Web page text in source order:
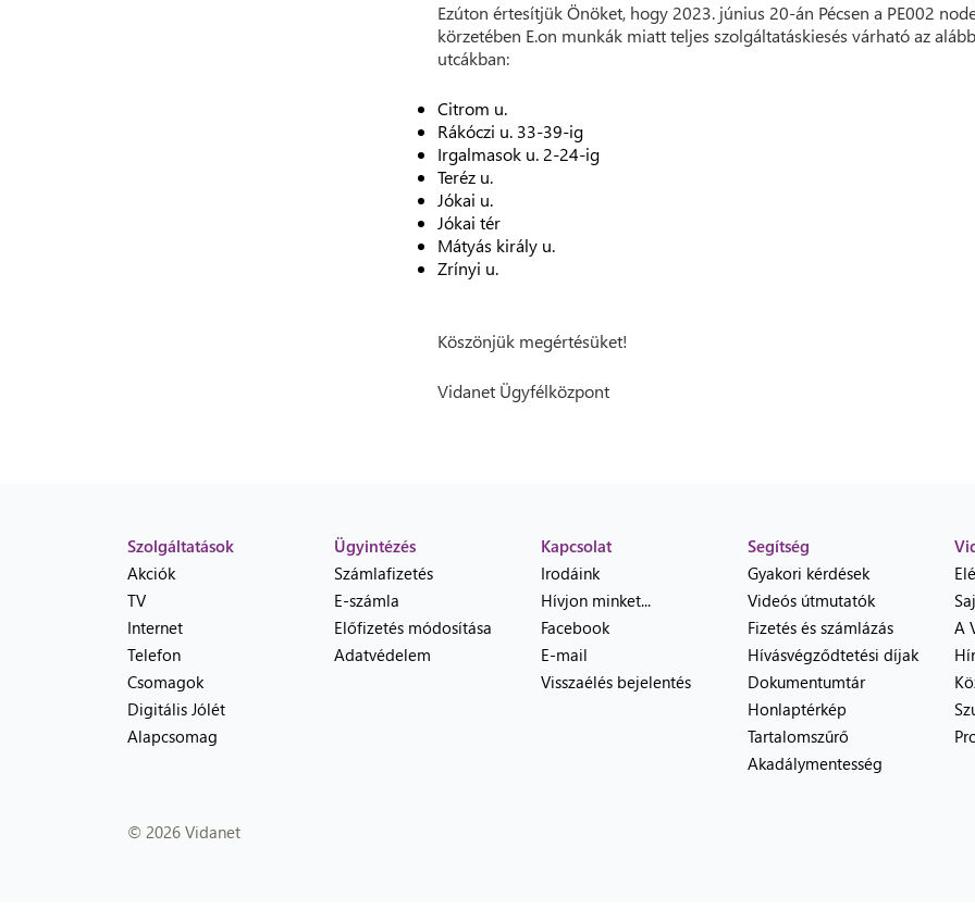
Ezúton értesítjük Önöket, hogy 2023. június 20-án Pécsen a PE002
körzetében E.on munkák miatt teljes szolgáltatáskiesés várható az
utcákban:
Citrom u.
Rákóczi u. 33-39-ig
Irgalmasok u. 2-24-ig
Teréz u.
Jókai u.
Jókai tér
Mátyás király u.
Zrínyi u.
Köszönjük megértésüket!
Vidanet Ügyfélközpont
Szolgáltatások
Akciók
TV
Internet
Telefon
Csomagok
Digitális Jólét
Alapcsomag
Ügyintézés
Számlafizetés
E-számla
Előfizetés módosítása
Adatvédelem
Kapcsolat
Irodáink
Hívjon minket...
Facebook
E-mail
Visszaélés bejelentés
Segítség
Gyakori kérdések
Videós útmutatók
Fizetés és számlázás
Hívásvégződtetési díjak
Dokumentumtár
Honlaptérkép
Tartalomszűrő
Akadálymentesség
A
© 2026 Vidanet